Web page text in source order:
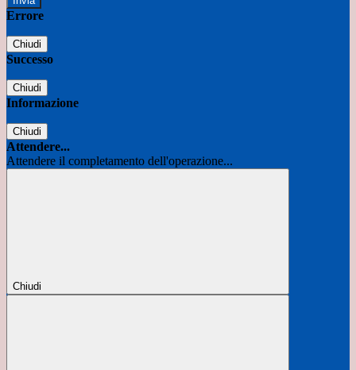
Errore
Chiudi
Successo
Chiudi
Informazione
Chiudi
Attendere...
Attendere il completamento dell'operazione...
Chiudi